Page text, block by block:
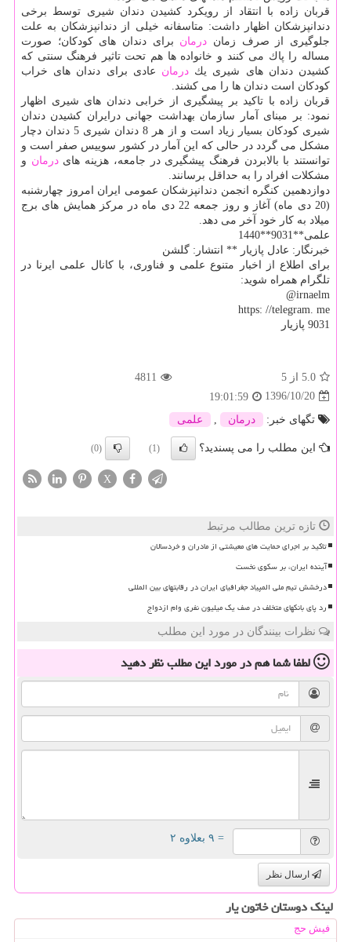
قربان زاده با انتقاد از رویكرد كشیدن دندان شیری توسط برخی
دندانپزشكان اظهار داشت: متاسفانه خیلی از دندانپزشكان به علت
جلوگیری از صرف زمان درمان برای دندان های كودكان؛ صورت
مساله را پاك می كنند و خانواده ها هم تحت تاثیر فرهنگ سنتی كه
كشیدن دندان های شیری یك درمان عادی برای دندان های خراب
كودكان است دندان ها را می كشند.
قربان زاده با تاكید بر پیشگیری از خرابی دندان های شیری اظهار
نمود: بر مبنای آمار سازمان بهداشت جهانی درایران كشیدن دندان
شیری كودكان بسیار زیاد است و از هر 8 دندان شیری 5 دندان دچار
مشكل می گردد در حالی كه این آمار در كشور سوییس صفر است و
توانستند با بالابردن فرهنگ پیشگیری در جامعه، هزینه هایدرمان و
مشكلات افراد را به حداقل برسانند.
دوازدهمین كنگره انجمن دندانپزشكان عمومی ایران امروز چهارشنبه
(20 دی ماه) آغاز و روز جمعه 22 دی ماه در مركز همایش های برج
میلاد به كار خود آخر می دهد.
علمی**9031**1440
خبرنگار: عادل پازیار ** انتشار: گلشن
برای اطلاع از اخبار متنوع علمی و فناوری، با كانال علمی ایرنا در
تلگرام همراه شوید:
irnaelm@
https: //telegram. me
9031 پازیار
5.0 از 5
4811
1396/10/20
19:01:59
تگهای خبر:
درمان علمی
این مطلب را می پسندید؟ (1)
(0)
X
تازه ترین مطالب مرتبط
تاکید بر اجرای حمایت های معیشتی از مادران و خردسالان
آینده ایران، بر سکوی نخست
درخشش تیم ملی المپیاد جغرافیای ایران در رقابتهای بین المللی
رد پای بانکهای متخلف در صف یک میلیون نفری وام ازدواج
نظرات بینندگان در مورد این مطلب
لطفا شما همدر مورد این مطلبنظر دهید
= ۹ بعلاوه ۲
ارسال نظر
لینک دوستان خاتون یار
فیش حج